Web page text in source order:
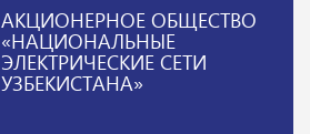
АКЦИОНЕРНОЕ ОБЩЕСТВО
«НАЦИОНАЛЬНЫЕ
ЭЛЕКТРИЧЕСКИЕ СЕТИ
УЗБЕКИСТАНА»